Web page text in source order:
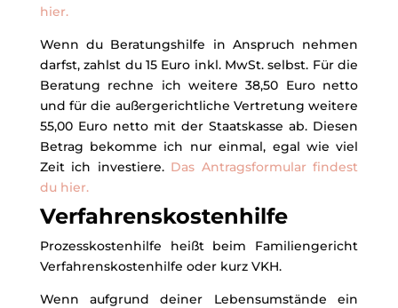
hier.
Wenn du Beratungshilfe in Anspruch nehmen
darfst, zahlst du 15 Euro inkl. MwSt. selbst. Für die
Beratung rechne ich weitere 38,50 Euro netto
und für die außergerichtliche Vertretung weitere
55,00 Euro netto mit der Staatskasse ab. Diesen
Betrag bekomme ich nur einmal, egal wie viel
Zeit ich investiere. Das Antragsformular findest
du hier.
Verfahrenskostenhilfe
Prozesskostenhilfe heißt beim Familiengericht
Verfahrenskostenhilfe oder kurz VKH.
Wenn aufgrund deiner Lebensumstände ein